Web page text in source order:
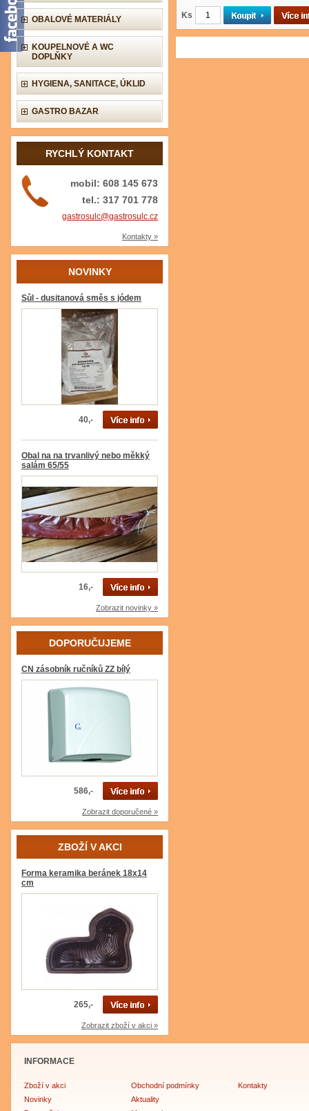
OBALOVÉ MATERIÁLY
KOUPELNOVÉ A WC
DOPLŇKY
HYGIENA, SANITACE, ÚKLID
GASTRO BAZAR
RYCHLÝ KONTAKT
mobil: 608 145 673
tel.: 317 701 778
gastrosulc@gastrosulc.cz
Kontakty »
NOVINKY
Sůl - dusitanová směs s jódem
40,-
Obal na na trvanlivý nebo měkký
salám 65/55
16,-
Zobrazit novinky »
DOPORUČUJEME
CN zásobník ručníků ZZ bílý
586,-
Zobrazit doporučené »
ZBOŽÍ V AKCI
Forma keramika beránek 18x14
cm
265,-
Zobrazit zboží v akci »
Ks
INFORMACE
Zboží v akci
Novinky
Obchodní podmínky
Aktuality
Kontakty